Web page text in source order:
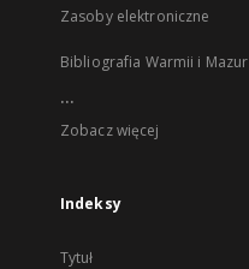
Zasoby elektroniczne
Bibliografia Warmii i Mazur
...
Zobacz więcej
Indeksy
Tytuł